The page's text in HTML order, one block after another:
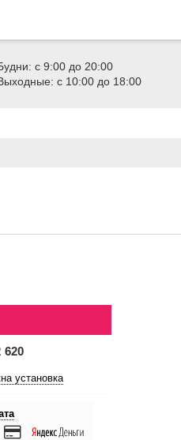
с 9:00 до 20:00
с 10:00 до 18:00
620
установка